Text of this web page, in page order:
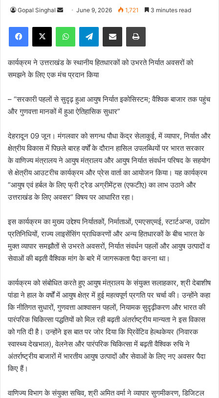
Gopal Singhal
n
d
a
i
June 9, 2026 1,721 3 minutes read
Telegram
कार्यक्रम ने उत्तराखंड के स्थानीय हितधारकों को उभरते निर्यात अवसरों को
समझने के लिए एक मंच प्रदान किया
– “सरकारी पहलों से सुदृढ़ हुआ आयुष निर्यात इकोसिस्टम; वैश्विक बाजार तक पहुंच
और गुणवत्ता मानकों में हुआ ऐतिहासिक सुधार”
देहरादून 09 जून। मंगलवार को सगन्ध पौधा केंद्र सेलाकुई, में व्यापार, निर्यात और
क्षेत्रीय विकास में पिछले बारह वर्षों के दौरान हासिल उपलब्धियों पर भारत सरकार
के वाणिज्य मंत्रालय ने आयुष मंत्रालय और आयुष निर्यात संवर्धन परिषद के सहयोग
से क्षेत्रीय आउटरीच कार्यक्रम और प्रेस वार्ता का आयोजन किया। यह कार्यक्रम
“आयुष एवं हर्बल के लिए फ्री ट्रेड अग्रीमेंट्स (एफटीए) का लाभ उठाने और
उत्तराखंड के लिए अवसर” विषय पर आधारित रहा।
इस कार्यक्रम का मुख्य उद्देश्य निर्यातकों, निर्माताओं, एमएसएमई, स्टार्टअप्स, उद्योग
प्रतिनिधियों, राज्य लाइसेंसिंग प्राधिकरणों और अन्य हितधारकों के बीच भारत के
मुक्त व्यापार समझौतों से उभरते अवसरों, निर्यात संवर्धन पहलों और आयुष उत्पादों व
सेवाओं की बढ़ती वैश्विक मांग के बारे में जागरूकता पैदा करना था।
कार्यक्रम को संबोधित करते हुए आयुष मंत्रालय के संयुक्त सलाहकार, श्री देबाशीष
पांडा ने हाल के वर्षों में आयुष क्षेत्र में हुई महत्वपूर्ण प्रगति पर चर्चा की। उन्होंने कहा
कि नीतिगत सुधारों, गुणवत्ता आश्वासन पहलों, नियामक सुदृढ़ीकरण और भारत की
पारंपरिक चिकित्सा पद्धतियों को मिल रही बढ़ती अंतर्राष्ट्रीय मान्यता ने इस विकास
को गति दी है। उन्होंने इस बात पर जोर दिया कि प्रिवेंटिव हेल्थकेयर (निवारक
स्वास्थ्य देखभाल), वेलनेस और पारंपरिक चिकित्सा में बढ़ती वैश्विक रुचि ने
अंतर्राष्ट्रीय बाजारों में भारतीय आयुष उत्पादों और सेवाओं के लिए नए अवसर पैदा
किए हैं।
वाणिज्य विभाग के संयुक्त सचिव, श्री अमित वर्मा ने व्यापार सुगमीकरण, डिजिटल